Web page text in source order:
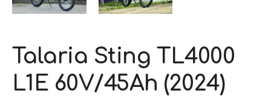
Talaria Sting TL4000
L1E 60V/45Ah (2024)